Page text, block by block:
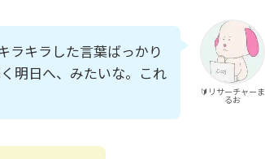
🔰リサーチャーま
るお
ラキラした言葉ばっかり
明日へ、みたいな。これ